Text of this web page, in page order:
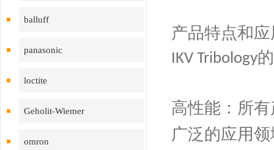
balluff
panasonic
loctite
Geholit-Wiemer
omron
产品特点和
IKV Tribology
高性能 ：所
广泛的应用领